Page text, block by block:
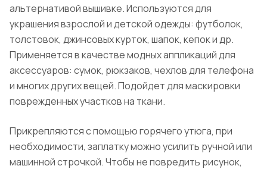
альтернативой вышивке. Используются для
украшения взрослой и детской одежды: футболок,
толстовок, джинсовых курток, шапок, кепок и др.
Применяется в качестве модных аппликаций для
аксессуаров: сумок, рюкзаков, чехлов для телефона
и многих других вещей. Подойдет для маскировки
поврежденных участков на ткани.
Прикрепляются с помощью горячего утюга, при
необходимости, заплатку можно усилить ручной или
машинной строчкой. Чтобы не повредить рисунок,